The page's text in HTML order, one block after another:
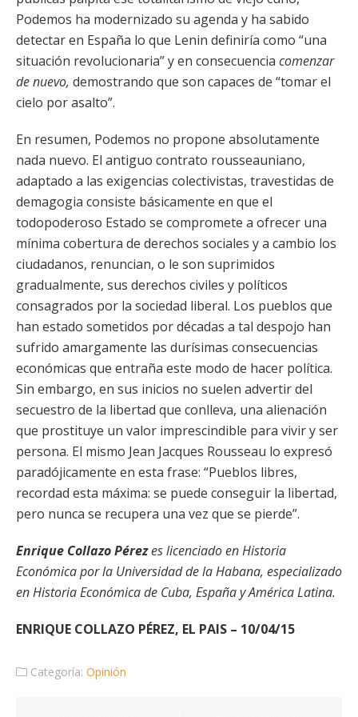
Podemos ha modernizado su agenda y ha sabido
detectar en España lo que Lenin definiría como “una
situación revolucionaria” y en consecuencia comenzar
de nuevo, demostrando que son capaces de “tomar el
cielo por asalto”.
En resumen, Podemos no propone absolutamente
nada nuevo. El antiguo contrato rousseauniano,
adaptado a las exigencias colectivistas, travestidas de
demagogia consiste básicamente en que el
todopoderoso Estado se compromete a ofrecer una
mínima cobertura de derechos sociales y a cambio los
ciudadanos, renuncian, o le son suprimidos
gradualmente, sus derechos civiles y políticos
consagrados por la sociedad liberal. Los pueblos que
han estado sometidos por décadas a tal despojo han
sufrido amargamente las durísimas consecuencias
económicas que entraña este modo de hacer política.
Sin embargo, en sus inicios no suelen advertir del
secuestro de la libertad que conlleva, una alienación
que prostituye un valor imprescindible para vivir y ser
persona. El mismo Jean Jacques Rousseau lo expresó
paradójicamente en esta frase: “Pueblos libres,
recordad esta máxima: se puede conseguir la libertad,
pero nunca se recupera una vez que se pierde”.
Enrique Collazo Pérezes licenciado en Historia
Económica por la Universidad de la Habana, especializado
en Historia Económica de Cuba, España y América Latina.
ENRIQUE COLLAZO PÉREZ, EL PAIS – 10/04/15
Categoría: Opinión